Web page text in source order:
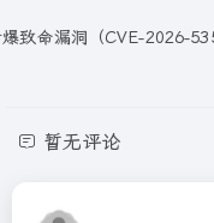
致命漏洞（CVE-2026-
暂无评论